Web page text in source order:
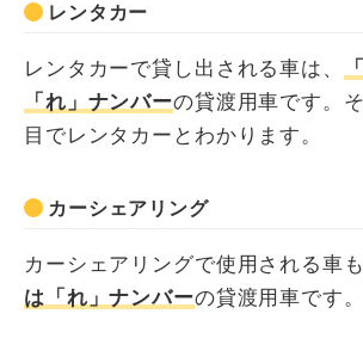
レンタカー
レンタカーで貸し出される車は、
「れ」ナンバーの貸渡用車です。
目でレンタカーとわかります。
カーシェアリング
カーシェアリングで使用される車も
は「れ」ナンバーの貸渡用車です。